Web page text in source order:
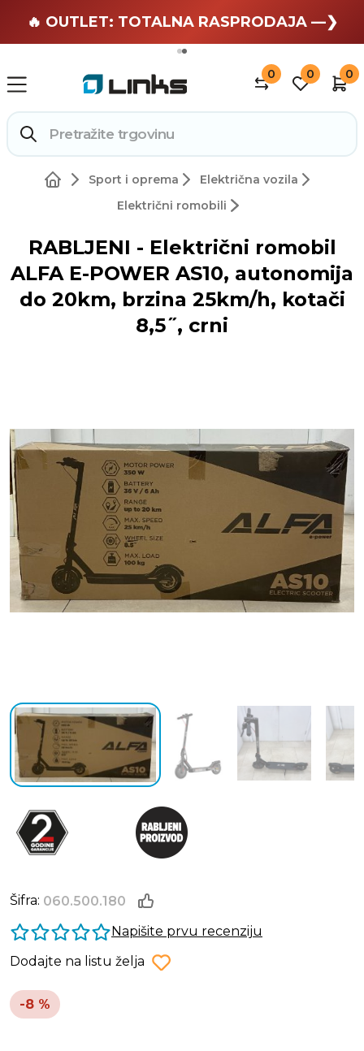
🏄 Zaslužuješ odmor —❯
🔥 OUTLET: TOTALNA RASPRODAJA —❯
0 0 0
Sport i oprema
Električna vozila
Električni romobili
RABLJENI - Električni romobil
ALFA E-POWER AS10, autonomija
do 20km, brzina 25km/h, kotači
8,5˝, crni
Šifra: 060.500.180
Napišite prvu recenziju
Dodajte na listu želja
-8 %